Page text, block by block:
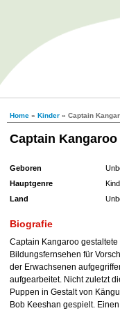
Home » Kinder » Captain
Captain Kangaroo
Geboren
Hauptgenre
Land
Biografie
Captain Kangaroo
Bildungsfernsehen für
der Erwachsenen
aufgearbeitet. Nicht zuletzt
Puppen in Gestalt von
Bob Keeshan gespielt.